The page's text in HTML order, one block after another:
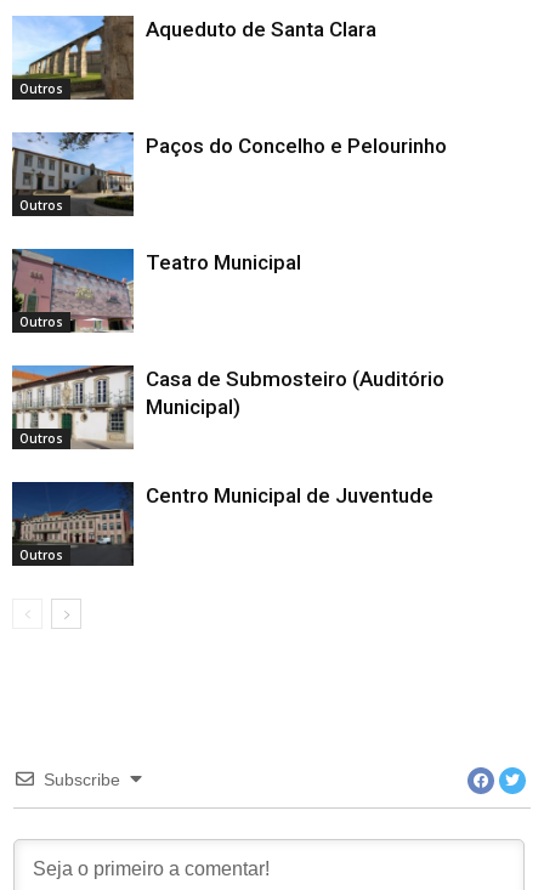
Outros
Aqueduto de Santa Clara
Outros
Paços do Concelho e Pelourinho
Outros
Teatro Municipal
Outros
Casa de Submosteiro (Auditório
Municipal)
Outros
Centro Municipal de Juventude
Subscribe